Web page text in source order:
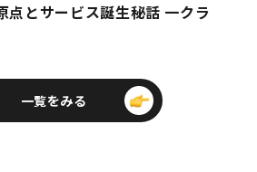
点とサービス誕生秘話 一クラ
一覧をみる